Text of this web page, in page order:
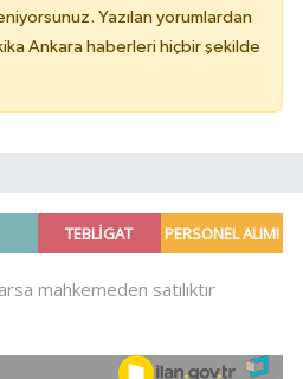
Yazılan yorumlardan
Ankara haberleri hiçbir şekilde